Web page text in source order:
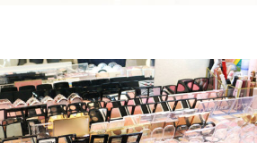
に埋